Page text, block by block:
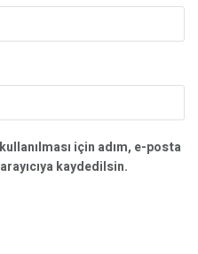
için adım, e-posta
kaydedilsin.